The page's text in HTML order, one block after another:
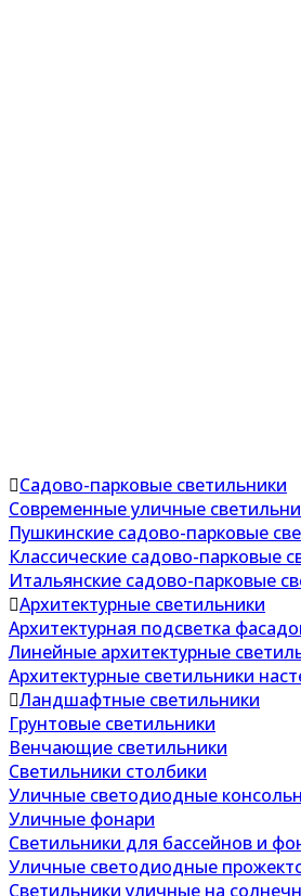
Садово-парковые светильники
Современные уличные
Пушкинские садово-парковые
Классические садово-парковые
Итальянские садово-парковые
Архитектурные светильники
Архитектурная подсветка
Линейные архитектурные
Архитектурные светильники
Ландшафтные светильники
Грунтовые светильники
Венчающие светильники
Светильники столбики
Уличные светодиодные
Уличные фонари
Светильники для бассейнов и
Уличные светодиодные
Светильники уличные на